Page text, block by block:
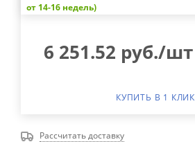
от 14-16 недель)
6 251.52 руб./шт
КУПИТЬ В 1 КЛИК
Рассчитать доставку